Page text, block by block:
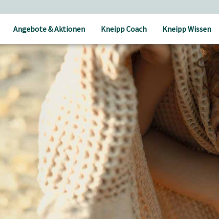
Angebote & Aktionen Kneipp Coach Kneipp Wissen